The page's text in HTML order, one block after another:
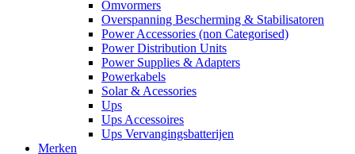
Omvormers
Overspanning Bescherming & Stabilisatoren
Power Accessories (non Categorised)
Power Distribution Units
Power Supplies & Adapters
Powerkabels
Solar & Acessories
Ups
Ups Accessoires
Ups Vervangingsbatterijen
Merken